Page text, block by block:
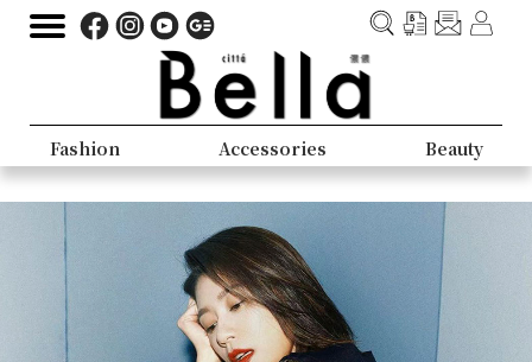
Fashion Accessories Beauty